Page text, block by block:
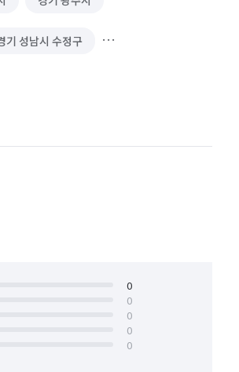
기 성남시 수정구
0
0
0
0
0